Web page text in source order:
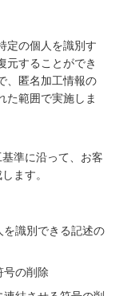
定の個人を識別す
元することができ
、匿名加工情報の
た範囲で実施しま
準に沿って、お客
ます。
を識別できる記述の
号の削除